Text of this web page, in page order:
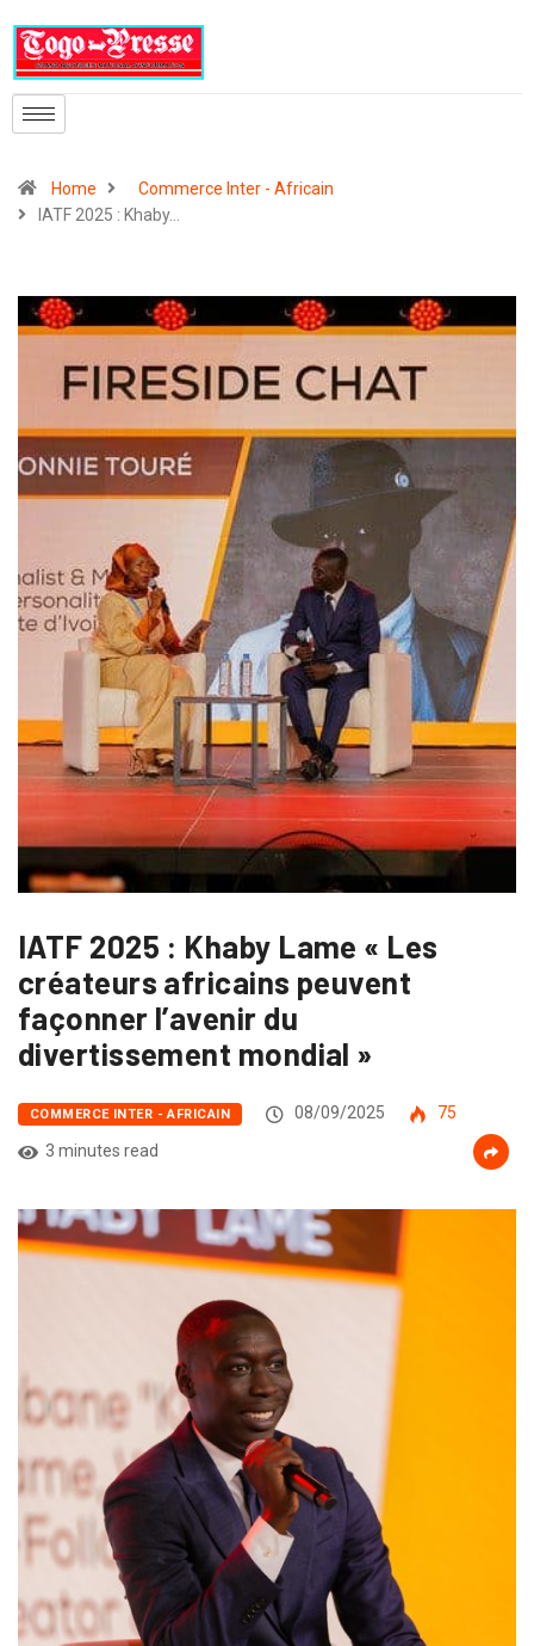
Home
Commerce Inter - Africain
IATF 2025 : Khaby…
IATF 2025 : Khaby Lame « Les
créateurs africains peuvent
façonner l’avenir du
divertissement mondial »
COMMERCE INTER - AFRICAIN 08/09/2025
75
3 minutes read